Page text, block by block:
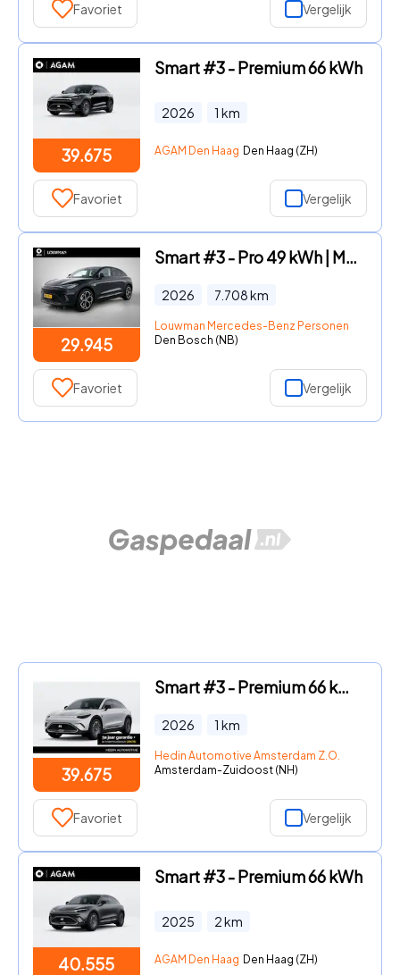
Favoriet Vergelijk
39.675
Smart #3 - Premium 66 kWh
2026 1 km
AGAM Den Haag Den Haag (ZH)
Favoriet Vergelijk
29.945
Smart #3 - Pro 49 kWh | Memorypakket voorstoelen | Alarm | Adaptieve Cr
2026 7.708km
Louwman Mercedes-Benz Personenwagens
Den Bosch (NB)
Favoriet Vergelijk
39.675
Smart #3 - Premium 66 kWh | *Bijtelling vanaf € 237, - per maand!* | Ad
2026 1 km
Hedin Automotive Amsterdam Z.O.
Amsterdam-Zuidoost (NH)
Favoriet Vergelijk
40.555
Smart #3 - Premium 66 kWh
2025 2km
AGAM Den Haag Den Haag (ZH)